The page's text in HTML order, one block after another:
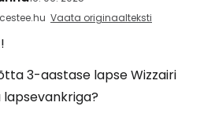
Vaata originaalteksti
3-aastase lapse Wizzairi